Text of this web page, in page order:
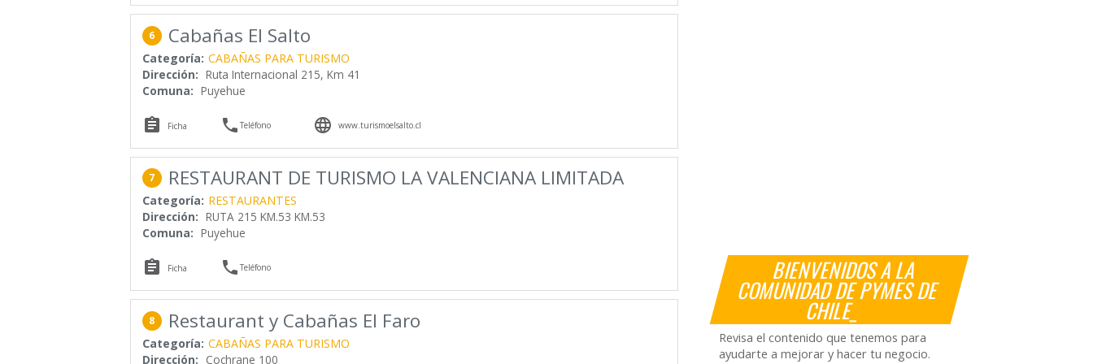
BIENVENIDOS A LA
COMUNIDAD DE PYMES DE
CHILE_
Revisa el contenido que tenemos para
ayudarte a mejorar y hacer tu negocio.
6 Cabañas El Salto
Categoría: CABAÑAS PARA TURISMO
Dirección: Ruta Internacional 215, Km 41
Comuna: Puyehue
 Ficha Teléfono  www.turismoelsalto.cl
7 RESTAURANT DE TURISMO LA VALENCIANA LIMITADA
Categoría: RESTAURANTES
Dirección: RUTA 215 KM.53 KM.53
Comuna: Puyehue
 Ficha Teléfono
8 Restaurant y Cabañas El Faro
Categoría: CABAÑAS PARA TURISMO
Dirección: Cochrane 100